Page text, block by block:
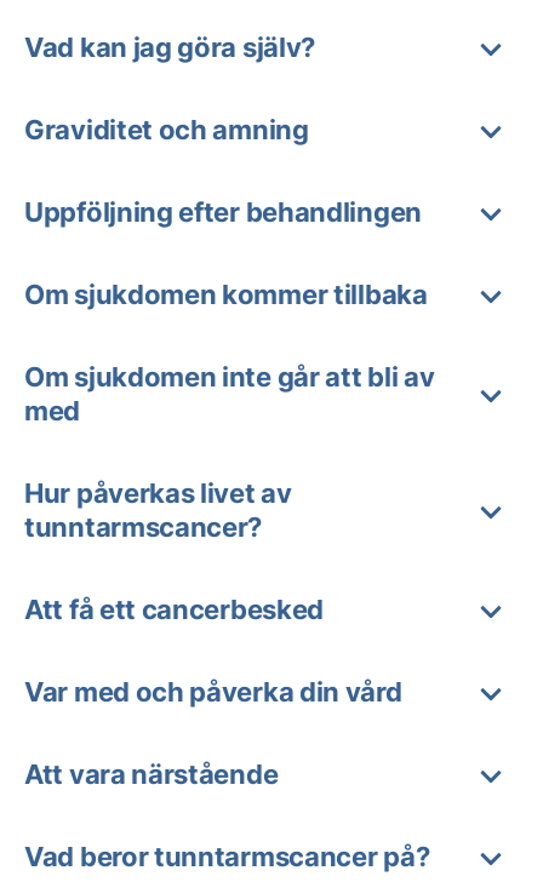
Vad kan jag göra själv?
Graviditet och amning
Uppföljning efter behandlingen
Om sjukdomen kommer tillbaka
Om sjukdomen inte går att bli av
med
Hur påverkas livet av
tunntarmscancer?
Att få ett cancerbesked
Var med och påverka din vård
Att vara närstående
Vad beror tunntarmscancer på?